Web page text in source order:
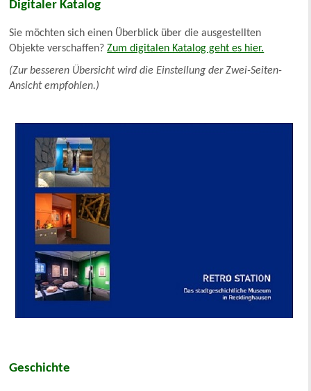
Digitaler Katalog
Sie möchten sich einen Überblick über die ausgestellten
Objekte verschaffen?Zum digitalen Katalog geht es hier.
(Zur besseren Übersicht wird die Einstellung der Zwei-Seiten-
Ansicht empfohlen.)
Geschichte